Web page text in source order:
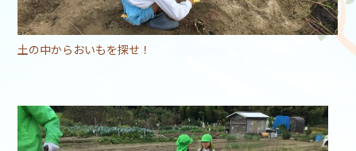
土の中からおいもを探せ！